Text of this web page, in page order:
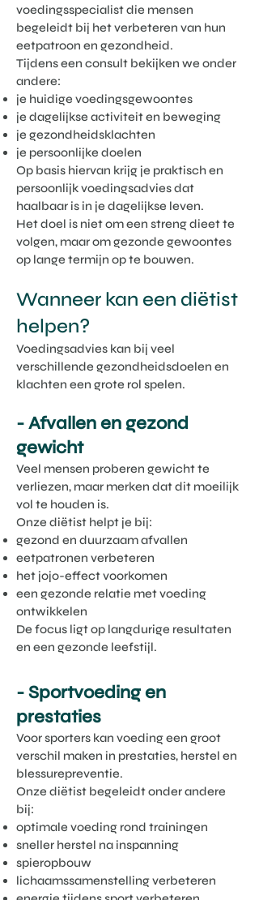
voedingsspecialist die mensen
begeleidt bij het verbeteren van hun
eetpatroon en gezondheid.
Tijdens een consult bekijken we onder
andere:
je huidige voedingsgewoontes
je dagelijkse activiteit en beweging
je gezondheidsklachten
je persoonlijke doelen
Op basis hiervan krijg je praktisch en
persoonlijk voedingsadvies dat
haalbaar is in je dagelijkse leven.
Het doel is niet om een streng dieet te
volgen, maar om gezonde gewoontes
op lange termijn op te bouwen.
Wanneer kan een diëtist
helpen?
Voedingsadvies kan bij veel
verschillende gezondheidsdoelen en
klachten een grote rol spelen.
- Afvallen en gezond
gewicht
Veel mensen proberen gewicht te
verliezen, maar merken dat dit moeilijk
vol te houden is.
Onze diëtist helpt je bij:
gezond en duurzaam afvallen
eetpatronen verbeteren
het jojo-effect voorkomen
een gezonde relatie met voeding
ontwikkelen
De focus ligt op langdurige resultaten
en een gezonde leefstijl.
- Sportvoeding en
prestaties
Voor sporters kan voeding een groot
verschil maken in prestaties, herstel en
blessurepreventie.
Onze diëtist begeleidt onder andere
bij:
optimale voeding rond trainingen
sneller herstel na inspanning
spieropbouw
lichaamssamenstelling verbeteren